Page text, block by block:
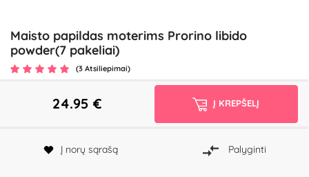
Maisto papildas moterims Prorino libido
powder(7 pakeliai)
(3 Atsiliepimai)
24.95 € Į KREPŠELĮ
Į norų sąrašą Palyginti